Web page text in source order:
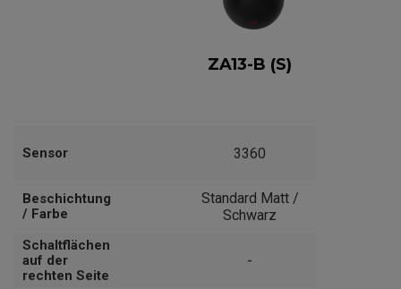
Sensor
Beschichtung
/ Farbe
Schaltflächen
auf der
rechten Seite
ZA13-B (S)
3360
Standard Matt /
Schwarz
-